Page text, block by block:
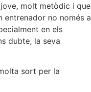
molt metòdic i que
no només a
en els
dubte, la seva
sort per la